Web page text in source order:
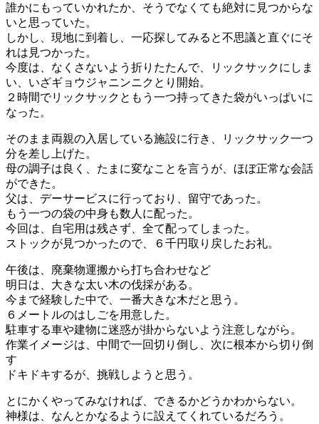
誰かにもっていかれたか、そうでなくても絶対に見つからな
いと思っていた。
しかし、現地に到着し、一応探してみると不思議と直ぐにそ
れは見つかった。
今度は、なくさないよう折りたたんで、リックサックにしま
い、いざギョウジャニンニクとり開始。
２時間でリックサックともう一つ持ってきた袋がいっぱいに
なった。
そのまま両親の入居している施設に行き、リックサック一つ
分を差し上げた。
母の調子は良く、たまに変なことを言うが、ほぼ正常な会話
ができた。
父は、デーサービスに行っており、留守であった。
もう一つの袋の中身も数人に配った。
今回は、自宅用は残さず、全て配ってしまった。
ストックが見つかったので、６千円取り戻したお礼。
午後は、廃棄物運搬から打ち合わせなど
明日は、大きな太い木の伐採がある。
今まで経験した中で、一番大きな木だと思う。
６メートルのはしごを用意した。
駐車する車や建物に迷惑が掛からないよう注意しながら。
作業イメージは、中間で一回切り倒し、次に根本から切り倒
す
ドキドキするが、挑戦しようと思う。
とにかくやってみなければ、できるかどうかわからない。
神様は、なんとかなるように設えてくれているだろう。